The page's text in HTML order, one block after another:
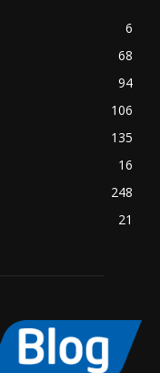
6
68
94
106
135
16
248
21